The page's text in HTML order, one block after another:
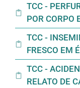
TCC -
POR CORPO
TCC -
FRESCO EM
TCC -
RELATO DE